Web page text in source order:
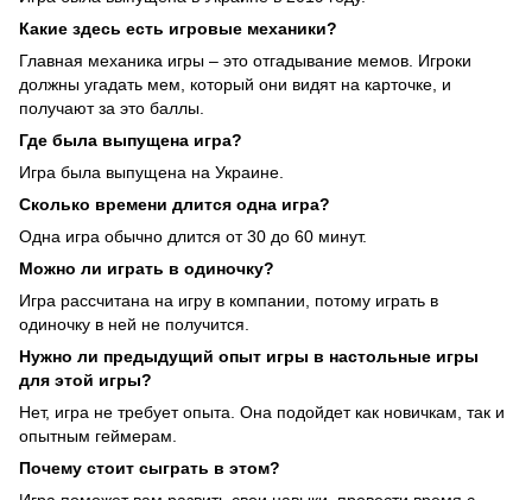
Какие здесь есть игровые механики?
Главная механика игры – это отгадывание мемов. Игроки
должны угадать мем, который они видят на карточке, и
получают за это баллы.
Где была выпущена игра?
Игра была выпущена на Украине.
Сколько времени длится одна игра?
Одна игра обычно длится от 30 до 60 минут.
Можно ли играть в одиночку?
Игра рассчитана на игру в компании, потому играть в
одиночку в ней не получится.
Нужно ли предыдущий опыт игры в настольные игры
для этой игры?
Нет, игра не требует опыта. Она подойдет как новичкам, так и
опытным геймерам.
Почему стоит сыграть в этом?